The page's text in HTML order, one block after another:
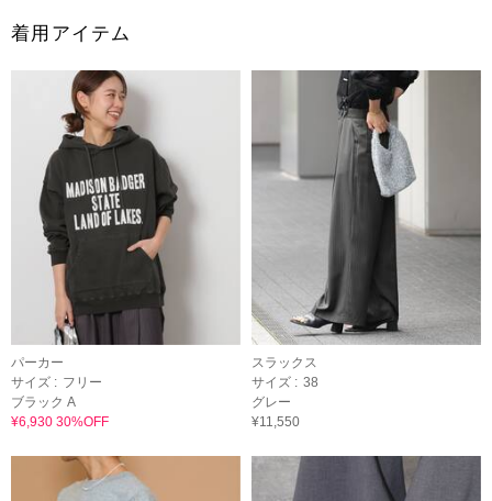
着用アイテム
パーカー
サイズ : フリー
ブラック A
¥6,930 30%OFF
スラックス
サイズ : 38
グレー
¥11,550